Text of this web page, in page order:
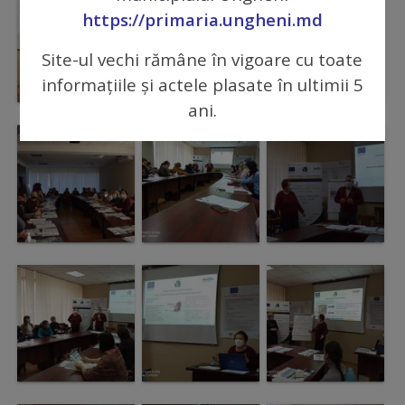
Comisii
de
specialitate
Consiliului
Calitate
și
integritate
Servicii
Plăți
https://primaria.ungheni.md
Site-ul vechi rămâne în vigoare cu toate
informațiile și actele plasate în ultimii 5
ani.